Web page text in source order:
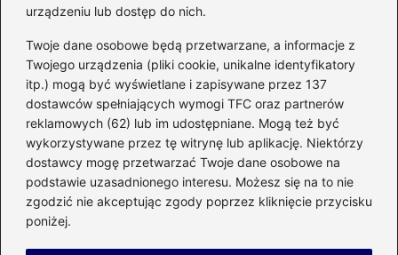
urządzeniu lub dostęp do nich.
Twoje dane osobowe będą przetwarzane, a informacje z
Twojego urządzenia (pliki cookie, unikalne identyfikatory
itp.) mogą być wyświetlane i zapisywane przez 137
dostawców spełniających wymogi TFC oraz partnerów
reklamowych (62) lub im udostępniane. Mogą też być
wykorzystywane przez tę witrynę lub aplikację. Niektórzy
dostawcy mogę przetwarzać Twoje dane osobowe na
podstawie uzasadnionego interesu. Możesz się na to nie
zgodzić nie akceptując zgody poprzez kliknięcie przycisku
poniżej.
Kategorie
Budowa (285)
Dom(207)
Energetyka(21)
Meble i elektronika(23)
Ogród(51)
Remont(78)